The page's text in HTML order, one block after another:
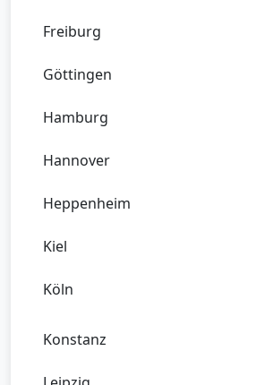
Freiburg
Göttingen
Hamburg
Hannover
Heppenheim
Kiel
Köln
Konstanz